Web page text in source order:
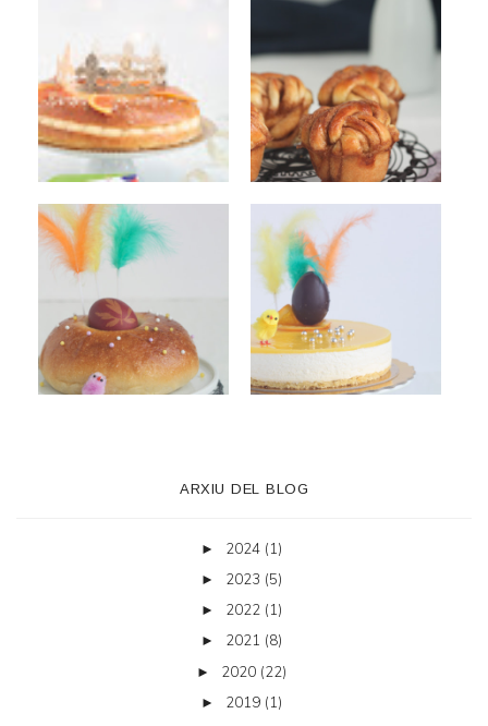
ARXIU DEL BLOG
► 2024 (1)
► 2023 (5)
► 2022 (1)
► 2021 (8)
► 2020 (22)
► 2019 (1)